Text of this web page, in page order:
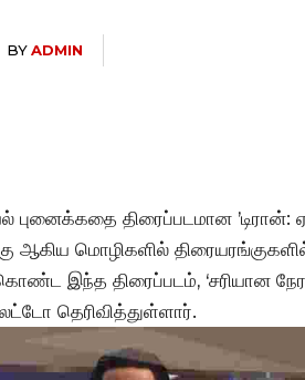
BYADMIN
புனைக்கதை திரைப்படமான ’டிரான்:
ஆகிய மொழிகளில்
இந்த திரைப்படம், ‘சரியான
தெரிவித்துள்ளார்.